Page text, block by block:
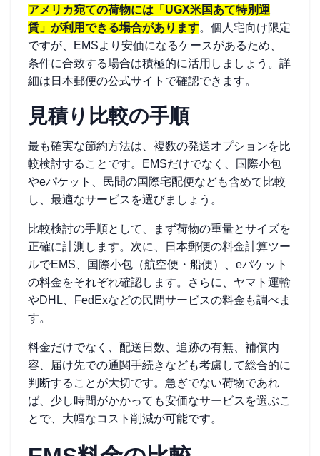
アメリカ宛ての荷物には「UGX米国あて特別運
賃」が利用できる場合があります。個人宅向け限定
ですが、EMSより安価になるケースがあるため、
条件に合致する場合は積極的に活用しましょう。詳
細は日本郵便の公式サイトで確認できます。
見積り比較の手順
最も確実な節約方法は、複数の発送オプションを比
較検討することです。EMSだけでなく、国際小包
やeパケット、民間の国際宅配便なども含めて比較
し、最適なサービスを選びましょう。
比較検討の手順として、まず荷物の重量とサイズを
正確に計測します。次に、日本郵便の料金計算ツー
ルでEMS、国際小包（航空便・船便）、eパケット
の料金をそれぞれ確認します。さらに、ヤマト運輸
やDHL、FedExなどの民間サービスの料金も調べま
す。
料金だけでなく、配送日数、追跡の有無、補償内
容、届け先での通関手続きなども考慮して総合的に
判断することが大切です。急ぎでない荷物であれ
ば、少し時間がかかっても安価なサービスを選ぶこ
とで、大幅なコスト削減が可能です。